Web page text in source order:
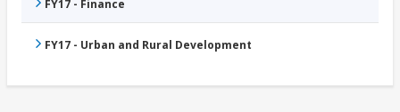
FY17 - Finance
FY17 - Urban and Rural Development